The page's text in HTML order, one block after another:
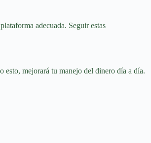
adecuada. Seguir estas
esto, mejorará tu manejo del dinero día a día.